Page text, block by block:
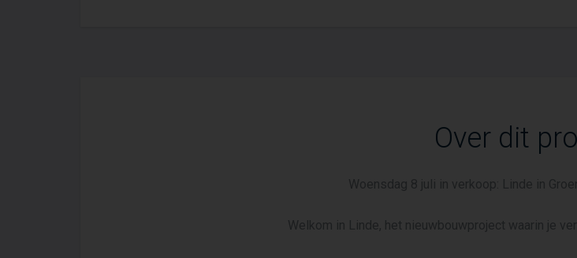
Over dit
Woensdag 8 juli in verkoop: Linde in
Welkom in Linde, het nieuwbouwproject waarin je